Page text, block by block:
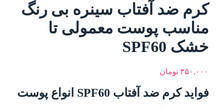
کرم ضد آفتاب سینره بی رنگ
مناسب پوست معمولی تا
خشک SPF60
۳۵۰,۰۰۰ تومان
فواید کرم ضد آفتاب SPF60 انواع پوست